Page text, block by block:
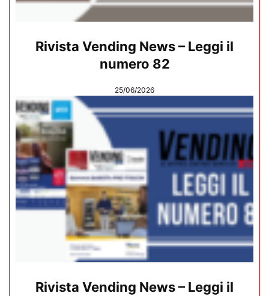
Rivista Vending News – Leggi il
numero 82
25/06/2026
Rivista Vending News – Leggi il